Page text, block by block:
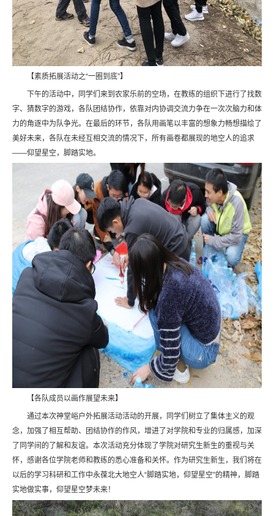
【素质拓展活动之“一圈到底”】
下午的活动中，同学们来到农家乐前的空场，在教练的组织下进行了找数
字、猜数字的游戏，各队团结协作，依靠对内协调交流力争在一次次脑力和体
力的角逐中为队争光。在最后的环节，各队用画笔以丰富的想象力畅想描绘了
美好未来，各队在未经互相交流的情况下，所有画卷都展现的地空人的追求
——仰望星空，脚踏实地。
【各队成员以画作展望未来】
通过本次神堂峪户外拓展活动活动的开展，同学们树立了集体主义的观
念，加强了相互帮助、团结协作的作风，增进了对学院和专业的归属感，加深
了同学间的了解和友谊。本次活动充分体现了学院对研究生新生的重视与关
怀，感谢各位学院老师和教练的悉心准备和关怀。作为研究生新生，我们将在
以后的学习科研和工作中永葆北大地空人“脚踏实地，仰望星空”的精神，脚踏
实地做实事，仰望星空梦未来！